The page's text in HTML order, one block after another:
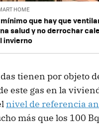
HOME
que hay que
salud y no derrochar
invierno
tienen por objeto
este gas en la
nivel de referencia
más que los 100